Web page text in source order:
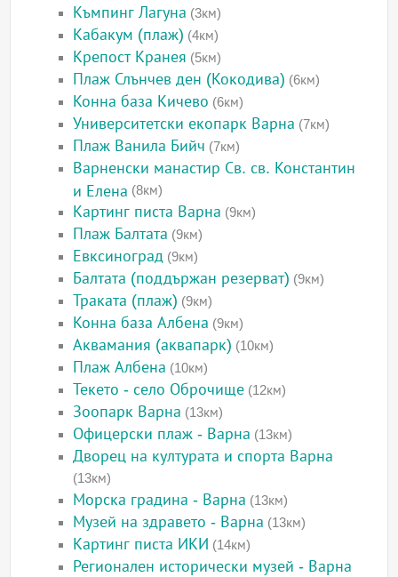
Къмпинг Лагуна (3км)
Кабакум (плаж) (4км)
Крепост Кранея (5км)
Плаж Слънчев ден (Кокодива) (6км)
Конна база Кичево (6км)
Университетски екопарк Варна (7км)
Плаж Ванила Бийч (7км)
Варненски манастир Св. св. Константин
и Елена (8км)
Картинг писта Варна (9км)
Плаж Балтата (9км)
Евксиноград (9км)
Балтата (поддържан резерват) (9км)
Траката (плаж) (9км)
Конна база Албена (9км)
Аквамания (аквапарк) (10км)
Плаж Албена (10км)
Текето - село Оброчище (12км)
Зоопарк Варна (13км)
Офицерски плаж - Варна (13км)
Дворец на културата и спорта Варна
(13км)
Морска градина - Варна (13км)
Музей на здравето - Варна (13км)
Картинг писта ИКИ (14км)
Регионален исторически музей - Варна